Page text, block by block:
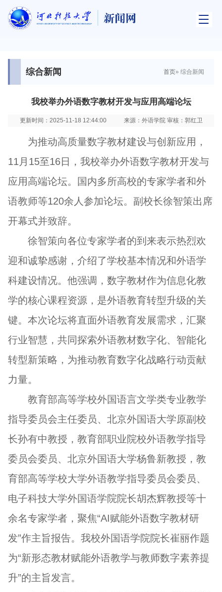
综合新闻 首页» 综合新闻
我校举办外语数字教材开发与应用高端论坛
更新时间：2025-11-18 12:44:00 来源：外语学院 审核：郭红卫
为推动高质量数字教材建设与创新应用，
11月15至16日，我校举办外语数字教材开发与
应用高端论坛。国内多所高校的专家学者和外
语教师等120余人参加论坛。副校长徐智策出席
开幕式并致辞。
徐智策向各位专家学者的到来表示热烈欢
迎和诚挚感谢，介绍了学校基本情况和外语学
科建设情况。他强调，数字教材作为信息化教
学的核心课程资源，是外语教育转型升级的关
键。本次论坛将直面外语教育发展需求，汇聚
行业智慧，共同探索外语教材数字化、智能化
转型新策略，为推动教育数字化战略行动贡献
力量。
教育部高等学校外国语言文学类专业教学
指导委员会主任委员、北京外国语大学原副校
长孙有中教授，教育部职业院校外语教学指导
委员会委员、北京外国语大学杨鲁新教授，教
育部高等学校大学外语教学指导委员会委员、
电子科技大学外国语学院院长胡杰辉教授等十
余名专家学者，聚焦“AI赋能外语数字教材研
发”作主旨报告。我校外国语学院院长崔丽作题
为“新形态教材赋能外语教学与教师数字素养提
升”的主旨发言。